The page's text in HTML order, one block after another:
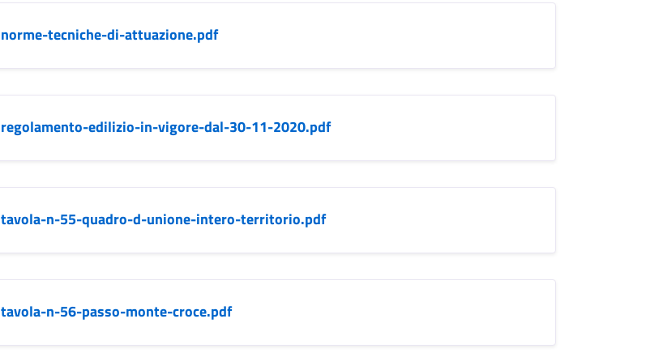
norme-tecniche-di-attuazione.pdf
regolamento-edilizio-in-vigore-dal-30-11-2020.pdf
tavola-n-55-quadro-d-unione-intero-territorio.pdf
tavola-n-56-passo-monte-croce.pdf